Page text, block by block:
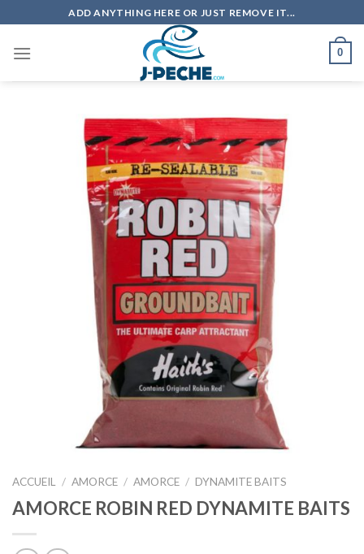
to
content
ADD ANYTHING HERE OR JUST REMOVE IT...
0
ACCUEIL / AMORCE / AMORCE / DYNAMITE BAITS
AMORCE ROBIN RED DYNAMITE BAITS